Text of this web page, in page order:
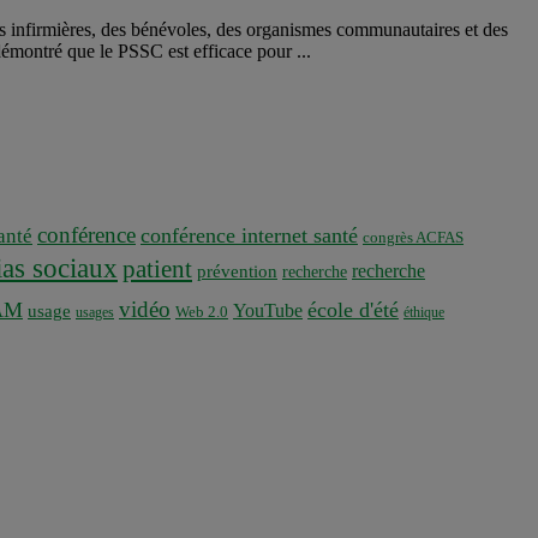
des bénévoles, des organismes communautaires et des
que le PSSC est efficace pour ...
conférence conférence internet santé congrès ACFAS
sociaux patient prévention recherche recherche
usage usages vidéo Web 2.0 YouTube école d'été éthique